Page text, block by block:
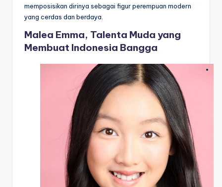
memposisikan dirinya sebagai figur perempuan modern
yang cerdas dan berdaya.
Malea Emma, Talenta Muda yang
Membuat Indonesia Bangga